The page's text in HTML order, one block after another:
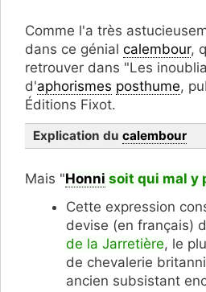
Comme l'a très
dans ce génial calembour,
retrouver dans "Les
d'aphorismes posthume,
Éditions Fixot.
Explication du calembour
Mais "Honni soit qui mal y
Cette expression
devise (en français)
de la Jarretière, le
de chevalerie
ancien subsistant